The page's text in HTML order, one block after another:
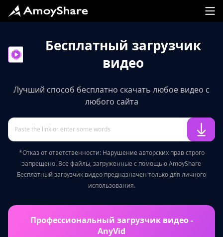
Бесплатный загрузчик
видео
Лучший способ бесплатно скачать любое видео с
любого сайта
*Отказ от ответственности: Нарушение авторских прав строго
запрещено. Все файлы, загруженные с помощью AmoyShare
Бесплатный загрузчик видео предназначен только для личного
использования.
Профессиональный загрузчик видео -
AnyVid